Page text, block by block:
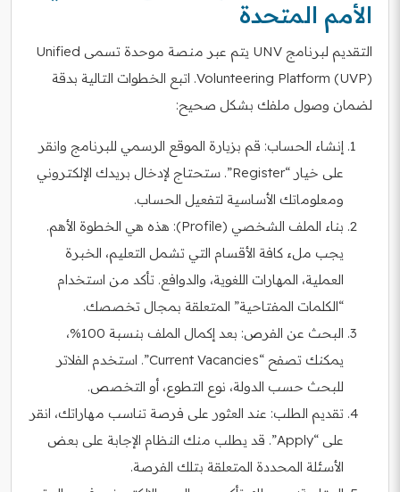
الأمم المتحدة
التقديم لبرنامج UNV يتم عبر منصة موحدة تسمى Unified
Volunteering Platform (UVP). اتبع الخطوات التالية بدقة
لضمان وصول ملفك بشكل صحيح:
إنشاء الحساب: قم بزيارة الموقع الرسمي للبرنامج وانقر
على خيار “Register”. ستحتاج لإدخال بريدك الإلكتروني
ومعلوماتك الأساسية لتفعيل الحساب.
بناء الملف الشخصي (Profile): هذه هي الخطوة الأهم.
يجب ملء كافة الأقسام التي تشمل التعليم، الخبرة
العملية، المهارات اللغوية، والدوافع. تأكد من استخدام
“الكلمات المفتاحية” المتعلقة بمجال تخصصك.
البحث عن الفرص: بعد إكمال الملف بنسبة 100%،
يمكنك تصفح “Current Vacancies”. استخدم الفلاتر
للبحث حسب الدولة، نوع التطوع، أو التخصص.
تقديم الطلب: عند العثور على فرصة تناسب مهاراتك، انقر
على “Apply”. قد يطلب منك النظام الإجابة على بعض
الأسئلة المحددة المتعلقة بتلك الفرصة.